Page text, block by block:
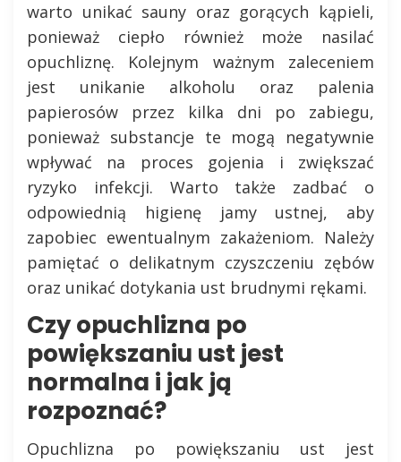
warto unikać sauny oraz gorących kąpieli,
ponieważ ciepło również może nasilać
opuchliznę. Kolejnym ważnym zaleceniem
jest unikanie alkoholu oraz palenia
papierosów przez kilka dni po zabiegu,
ponieważ substancje te mogą negatywnie
wpływać na proces gojenia i zwiększać
ryzyko infekcji. Warto także zadbać o
odpowiednią higienę jamy ustnej, aby
zapobiec ewentualnym zakażeniom. Należy
pamiętać o delikatnym czyszczeniu zębów
oraz unikać dotykania ust brudnymi rękami.
Czy opuchlizna po
powiększaniu ust jest
normalna i jak ją
rozpoznać?
Opuchlizna po powiększaniu ust jest